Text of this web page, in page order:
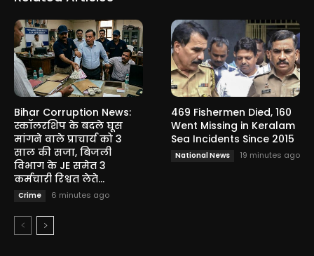
Bihar Corruption News:
स्कॉलरशिप के बदले घूस
मांगने वाले प्राचार्य को 3
साल की सजा, बिजली
विभाग के JE समेत 3
कर्मचारी रिश्वत लेते...
Crime 6 minutes ago
469 Fishermen Died, 160
Went Missing in Keralam
Sea Incidents Since 2015
National News 19 minutes ago